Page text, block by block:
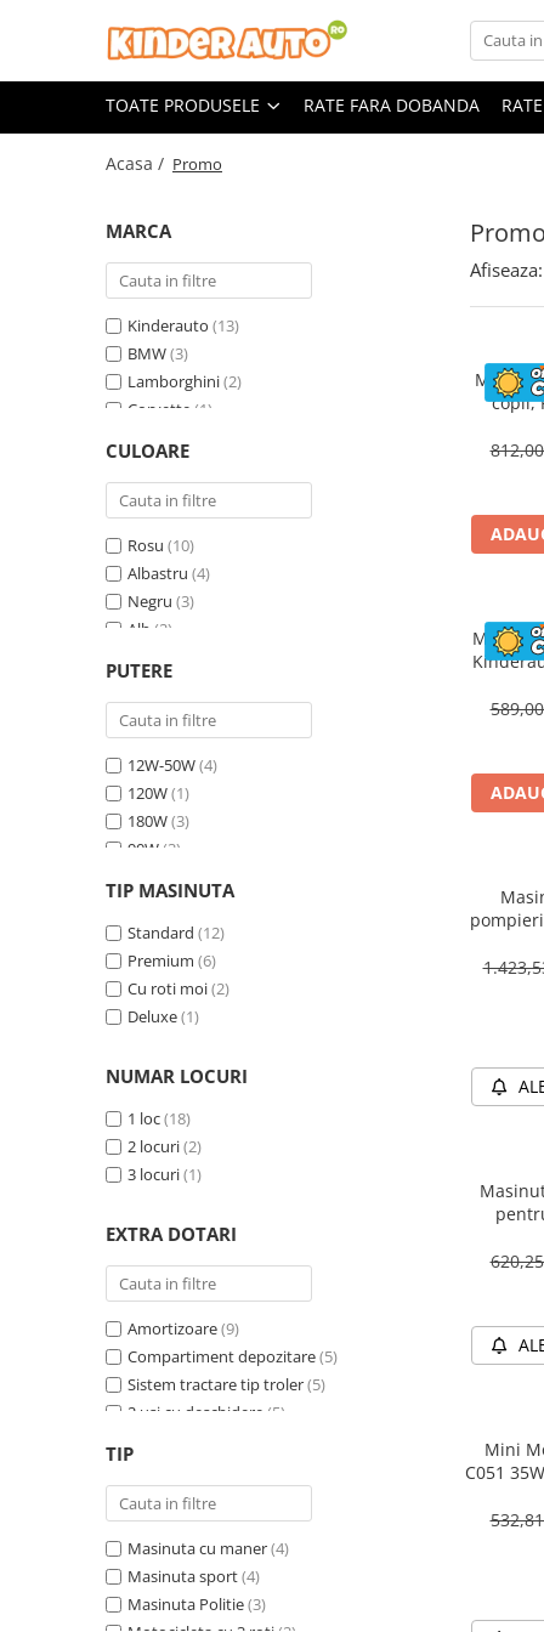
Toate Produsele
Produse in stoc
Masinute electrice
ATV & UTV Electrice
Vehicule electrice adulti
Vehicule speciale copii
Motociclete Drift-Trike
Masinute electrice Mercedes
Masinute electrice tip SUV
Piese & Accesorii
Jucarii RC cu telecomanda
TOATE PRODUSELE RATE FARA DOBANDA
Acasa / Promo
Promo
MARCA
Kinderauto (13)
BMW(3)
Lamborghini(2)
Corvette (1)
Mercedes
CULOARE
Rosu (10)
Albastru (4)
Negru (3)
Alb (2)
Galben
PUTERE
12W-50W(4)
120W(1)
180W(3)
90W (3)
30W (1)
60W(2)
TIP MASINUTA
Standard (12)
Premium (6)
Cu roti moi(2)
Deluxe(1)
NUMAR LOCURI
1 loc(18)
2 locuri(2)
3 locuri(1)
EXTRA DOTARI
Amortizoare(9)
Compartiment depozitare(5)
Sistem tractare tip troler(5)
2 usi cu deschidere (5)
Schimbator viteza
Bluetooth(4)
Baterie detasabila(3)
Megafon (2)
4X4 (2)
TIP
Masinuta cu maner(4)
Masinuta sport(4)
Masinuta Politie(3)
Afiseaza:
copii,
Mini
C051